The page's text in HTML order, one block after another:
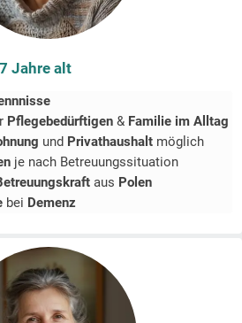
Jahre alt
Pflegebedürftigen & Familie im Alltag
und Privathaushalt möglich
je nach Betreuungssituation
aus Polen
bei Demenz